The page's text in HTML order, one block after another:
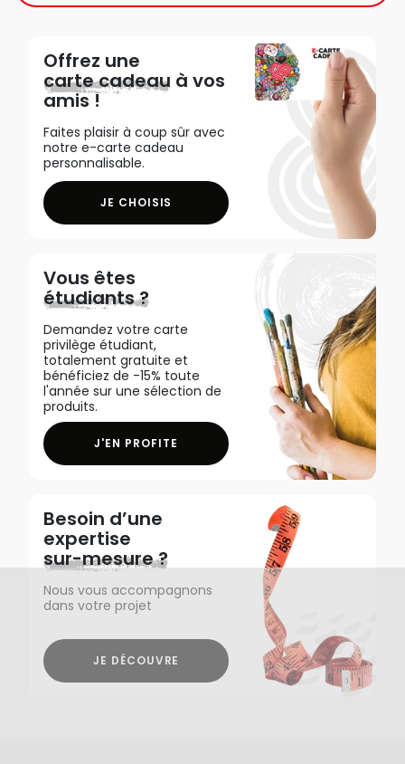
Offrez une
carte cadeau à vos
amis !
Faites plaisir à coup sûr avec
notre e-carte cadeau
personnalisable.
JE CHOISIS
Vous êtes
étudiants ?
Demandez votre carte
privilège étudiant,
totalement gratuite et
bénéficiez de -15% toute
l'année sur une sélection de
produits.
J'EN PROFITE
Besoin d’une
expertise
sur-mesure ?
Nous vous accompagnons
dans votre projet
JE DÉCOUVRE